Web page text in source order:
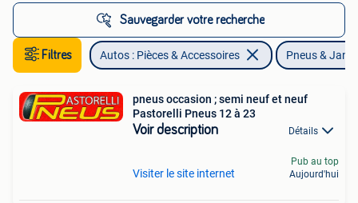
Sauvegarder votre recherche
Filtres Autos : Pièces & Accessoires Pneus &
pneus occasion ; semi neuf et neuf
Pastorelli Pneus 12 à 23
Voir description Détails
Visiter le site internet
Pub au top
Aujourd'hui